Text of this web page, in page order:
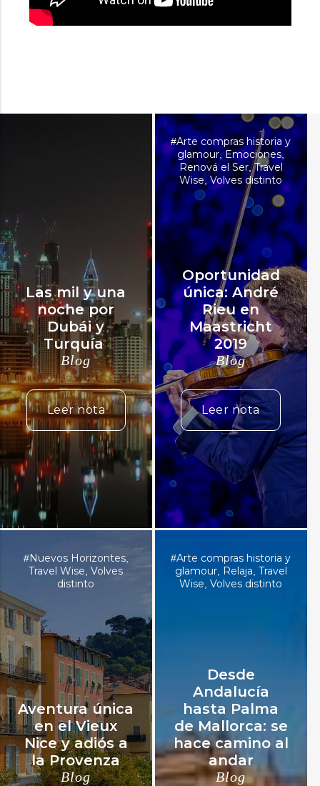
Las mil y una
noche por
Dubái y
Turquía
Blog
Leer nota
#Arte compras historia y
glamour,Emociones,
Renová el Ser,Travel
Wise,Volves distinto
Oportunidad
única: André
Rieu en
Maastricht
2019
Blog
Leer nota
#Nuevos Horizontes,
Travel Wise,Volves
distinto
Aventura única
en el Vieux
Nice y adiós a
la Provenza
Blog
#Arte compras historia y
glamour, Relaja, Travel
Wise,Volves distinto
Desde
Andalucía
hasta Palma
de Mallorca: se
hace camino al
andar
Blog